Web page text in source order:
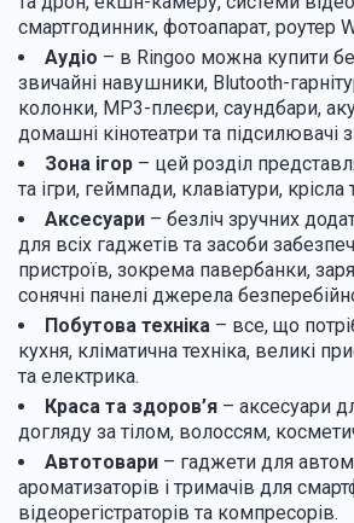
смартгодинник, фотоапарат, роутер
Аудіо – в Ringoo можна купити
звичайні навушники, Blutooth-
колонки, MP3-плеєри, саундбари,
домашні кінотеатри та підсилювачі
Зона ігор – цей розділ
та ігри, геймпади, клавіатури, крісла
Аксесуари – безліч зручних
для всіх гаджетів та засоби
пристроїв, зокрема павербанки,
сонячні панелі джерела
Побутова техніка – все, що
кухня, кліматична техніка, великі
та електрика.
Краса та здоров’я – аксесуари
догляду за тілом, волоссям,
Автотовари – гаджети для
ароматизаторів і тримачів для
відеорегістраторів та компресорів.